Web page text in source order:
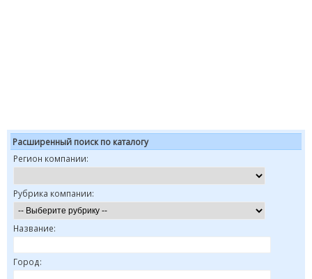
Расширенный поиск по каталогу
Регион компании:
Рубрика компании:
Название:
Город: